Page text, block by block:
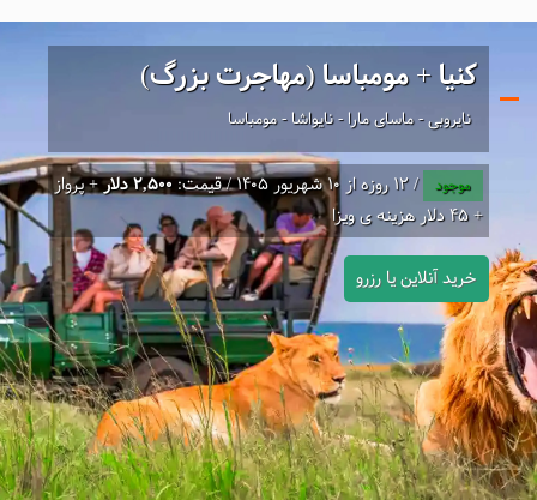
کنیا + مومباسا (مهاجرت بزرگ)
نایروبی - ماسای مارا - نایواشا - مومباسا
موجود / 12 روزه از 10 شهریور 1405 / قیمت: 2,500 دلار
+ پرواز
+ 45 دلار هزینه ی ویزا
خرید آنلاین یا رزرو